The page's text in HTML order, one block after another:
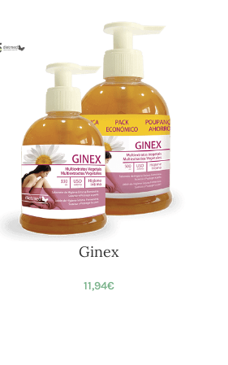
Ginex
11,94€